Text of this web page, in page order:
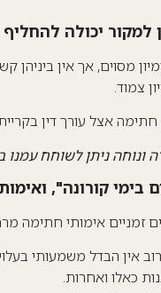
יכולה
מסוים, אך אין ביניהן
צמוד.
אצל עורך דין
עמנו בכל עת בטל' 054-58292565
בימי קורונה", ו
זמניים אימותי חתימה
אין הבדל משמעותי
כאלו ואחרות.